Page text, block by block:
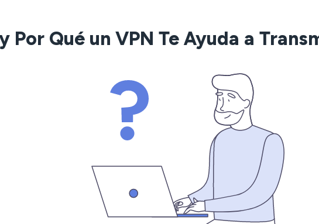
Por Qué un VPN Te Ayuda a